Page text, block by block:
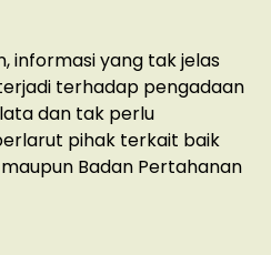
informasi yang tak jelas
terhadap pengadaan
dan tak perlu
pihak terkait baik
Badan Pertahanan